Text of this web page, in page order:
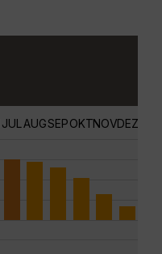
JUL AUGSEPOKTNOVDEZ